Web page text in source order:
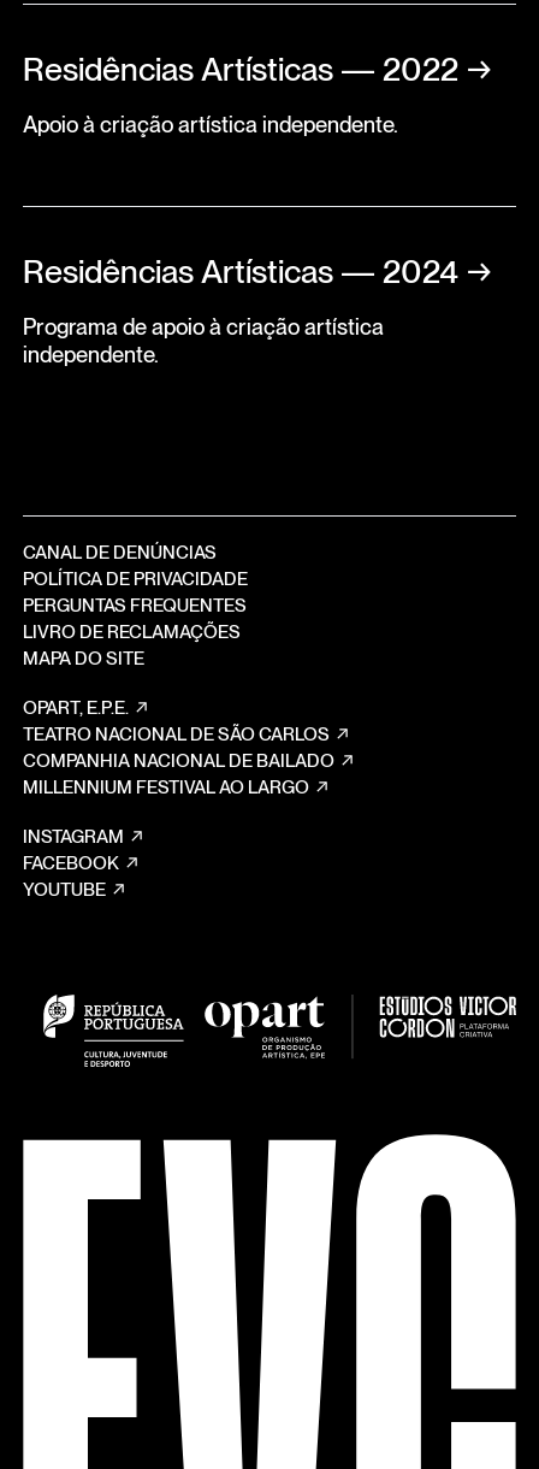
Residências Artísticas — 2022 →
Apoio à criação artística independente.
Residências Artísticas — 2024 →
Programa de apoio à criação artística
independente.
CANAL DE DENÚNCIAS
POLÍTICA DE PRIVACIDADE
PERGUNTAS FREQUENTES
LIVRO DE RECLAMAÇÕES
MAPA DO SITE
OPART, E.P.E.
TEATRO NACIONAL DE SÃO CARLOS
COMPANHIA NACIONAL DE BAILADO
MILLENNIUM FESTIVAL AO LARGO
INSTAGRAM
FACEBOOK
YOUTUBE